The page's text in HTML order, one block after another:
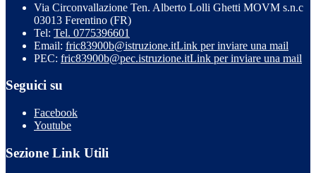
Via Circonvallazione Ten. Alberto Lolli Ghetti MOVM s.n.c
03013 Ferentino (FR)
Tel: Tel. 0775396601
Email: fric83900b@istruzione.itLink per inviare una mail
PEC: fric83900b@pec.istruzione.itLink per inviare una mail
Seguici su
Facebook
Youtube
Sezione Link Utili